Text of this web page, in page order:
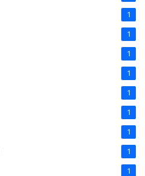
1
1
1
1
1
1
1
1
1